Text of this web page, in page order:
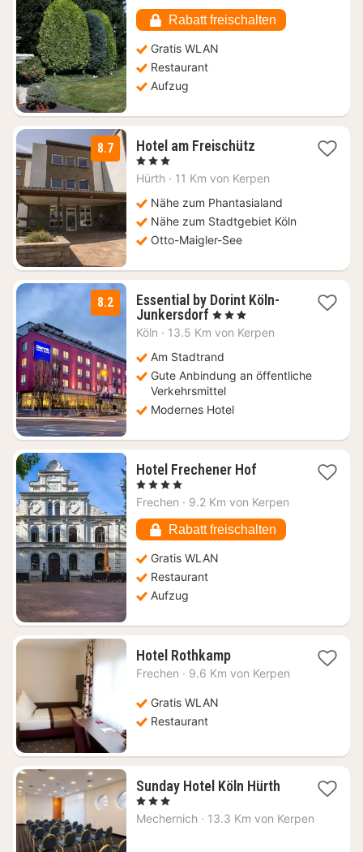
€
Rabatt freischalten
Gratis WLAN
Restaurant
Aufzug
8.7 Hotel am Freischütz1
ab
€
, 3 Sterne
Hürth · 11 Km von Kerpen
Nähe zum Phantasialand
Nähe zum Stadtgebiet Köln
Otto-Maigler-See
8.2
Essential by Dorint Köln-
Junkersdorf 1
Nacht
89,78
€
, 3 Sterne
Köln · 13.5 Km von Kerpen
Am Stadtrand
Gute Anbindung an öffentliche
Verkehrsmittel
Modernes Hotel
Hotel Frechener Hof1
ab
102,40
€
, 4 Sterne
Frechen · 9.2 Km von Kerpen
Rabatt freischalten
Gratis WLAN
Restaurant
Aufzug
Hotel Rothkamp1
Nacht
Frechen · 9.6 Km von Kerpen
Gratis WLAN
Restaurant
Sunday Hotel Köln Hürth1
ab
113,27
, 3 Sterne
Mechernich · 13.3 Km von Kerpen